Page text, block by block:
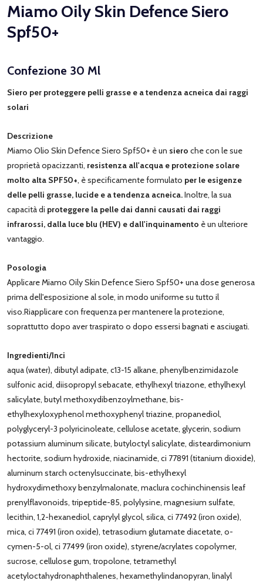
Miamo Oily Skin Defence Siero
Spf50+
Confezione 30 Ml
Siero per proteggere pelli grasse e a tendenza acneica dai raggi
solari
Descrizione
Miamo Olio Skin Defence Siero Spf50+ è un siero che con le sue
proprietà opacizzanti, resistenza all'acqua e protezione solare
molto alta SPF50+, è specificamente formulato per le esigenze
delle pelli grasse, lucide e a tendenza acneica.Inoltre, la sua
capacità di proteggere la pelle dai danni causati dai raggi
infrarossi, dalla luce blu (HEV) e dall'inquinamento è un ulteriore
vantaggio.
Posologia
Applicare Miamo Oily Skin Defence Siero Spf50+ una dose generosa
prima dell'esposizione al sole, in modo uniforme su tutto il
viso.Riapplicare con frequenza per mantenere la protezione,
soprattutto dopo aver traspirato o dopo essersi bagnati e asciugati.
Ingredienti/Inci
aqua (water), dibutyl adipate, c13-15 alkane, phenylbenzimidazole
sulfonic acid, diisopropyl sebacate, ethylhexyl triazone, ethylhexyl
salicylate, butyl methoxydibenzoylmethane, bis-
ethylhexyloxyphenol methoxyphenyl triazine, propanediol,
polyglyceryl-3 polyricinoleate, cellulose acetate, glycerin, sodium
potassium aluminum silicate, butyloctyl salicylate, disteardimonium
hectorite, sodium hydroxide, niacinamide, ci 77891 (titanium dioxide),
aluminum starch octenylsuccinate, bis-ethylhexyl
hydroxydimethoxy benzylmalonate, maclura cochinchinensis leaf
prenylflavonoids, tripeptide-85, polylysine, magnesium sulfate,
lecithin, 1,2-hexanediol, caprylyl glycol, silica, ci 77492 (iron oxide),
mica, ci 77491 (iron oxide), tetrasodium glutamate diacetate, o-
cymen-5-ol, ci 77499 (iron oxide), styrene/acrylates copolymer,
sucrose, cellulose gum, tropolone, tetramethyl
acetyloctahydronaphthalenes, hexamethylindanopyran, linalyl